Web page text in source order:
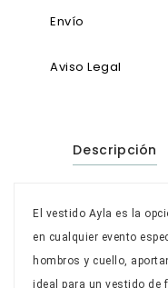
Envío
Aviso Legal
Descripción
El vestido Ayla es la
en cualquier evento
hombros y cuello,
ideal para un vestido de